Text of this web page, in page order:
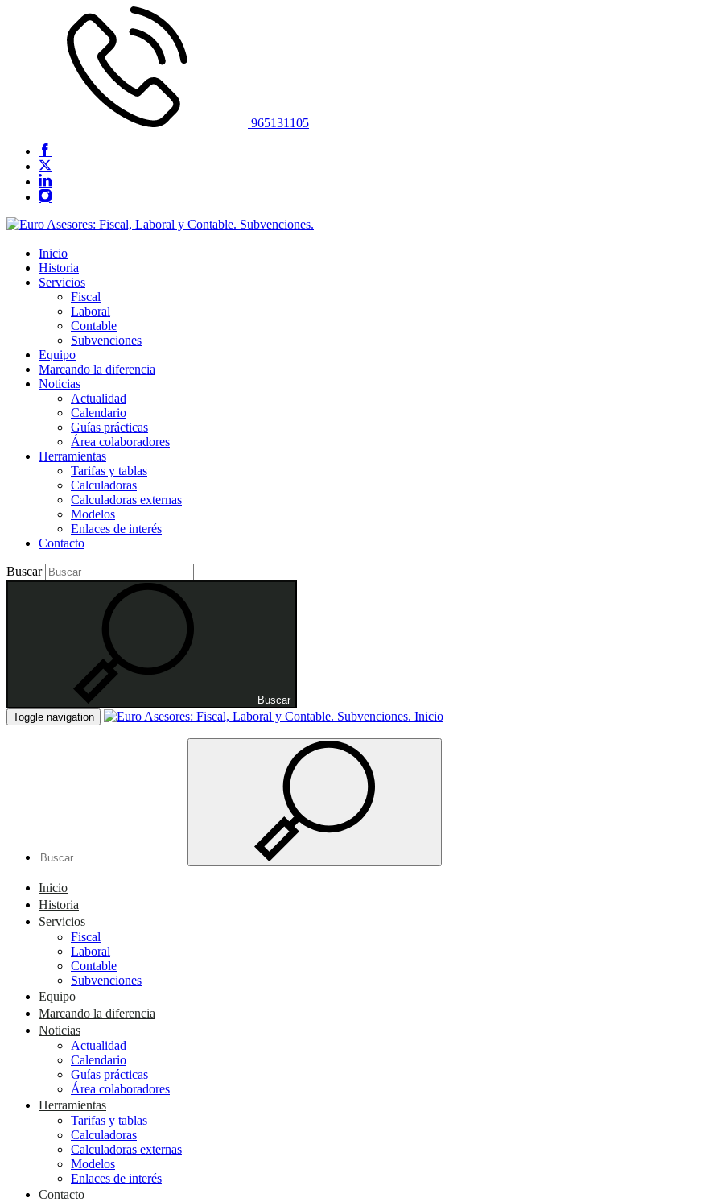
965131105
Inicio
Historia
Servicios
Fiscal
Laboral
Contable
Subvenciones
Equipo
Marcando la diferencia
Noticias
Actualidad
Calendario
Guías prácticas
Área colaboradores
Herramientas
Tarifas y tablas
Calculadoras
Calculadoras externas
Modelos
Enlaces de interés
Contacto
Buscar
Buscar
Toggle navigation
Inicio
Inicio
Historia
Servicios
Fiscal
Laboral
Contable
Subvenciones
Equipo
Marcando la diferencia
Noticias
Actualidad
Calendario
Guías prácticas
Área colaboradores
Herramientas
Tarifas y tablas
Calculadoras
Calculadoras externas
Modelos
Enlaces de interés
Contacto